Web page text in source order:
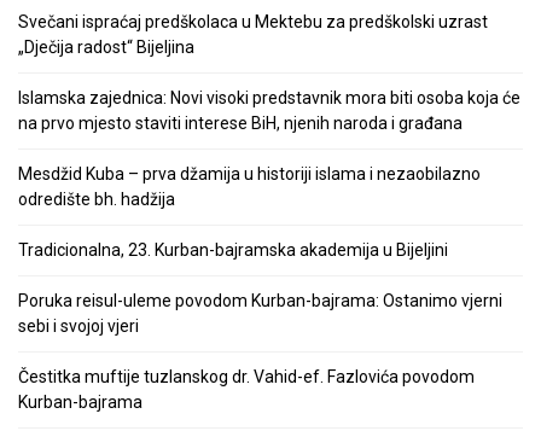
Svečani ispraćaj predškolaca u Mektebu za predškolski uzrast
„Dječija radost“ Bijeljina
Islamska zajednica: Novi visoki predstavnik mora biti osoba koja će
na prvo mjesto staviti interese BiH, njenih naroda i građana
Mesdžid Kuba – prva džamija u historiji islama i nezaobilazno
odredište bh. hadžija
Tradicionalna, 23. Kurban-bajramska akademija u Bijeljini
Poruka reisul-uleme povodom Kurban-bajrama: Ostanimo vjerni
sebi i svojoj vjeri
Čestitka muftije tuzlanskog dr. Vahid-ef. Fazlovića povodom
Kurban-bajrama